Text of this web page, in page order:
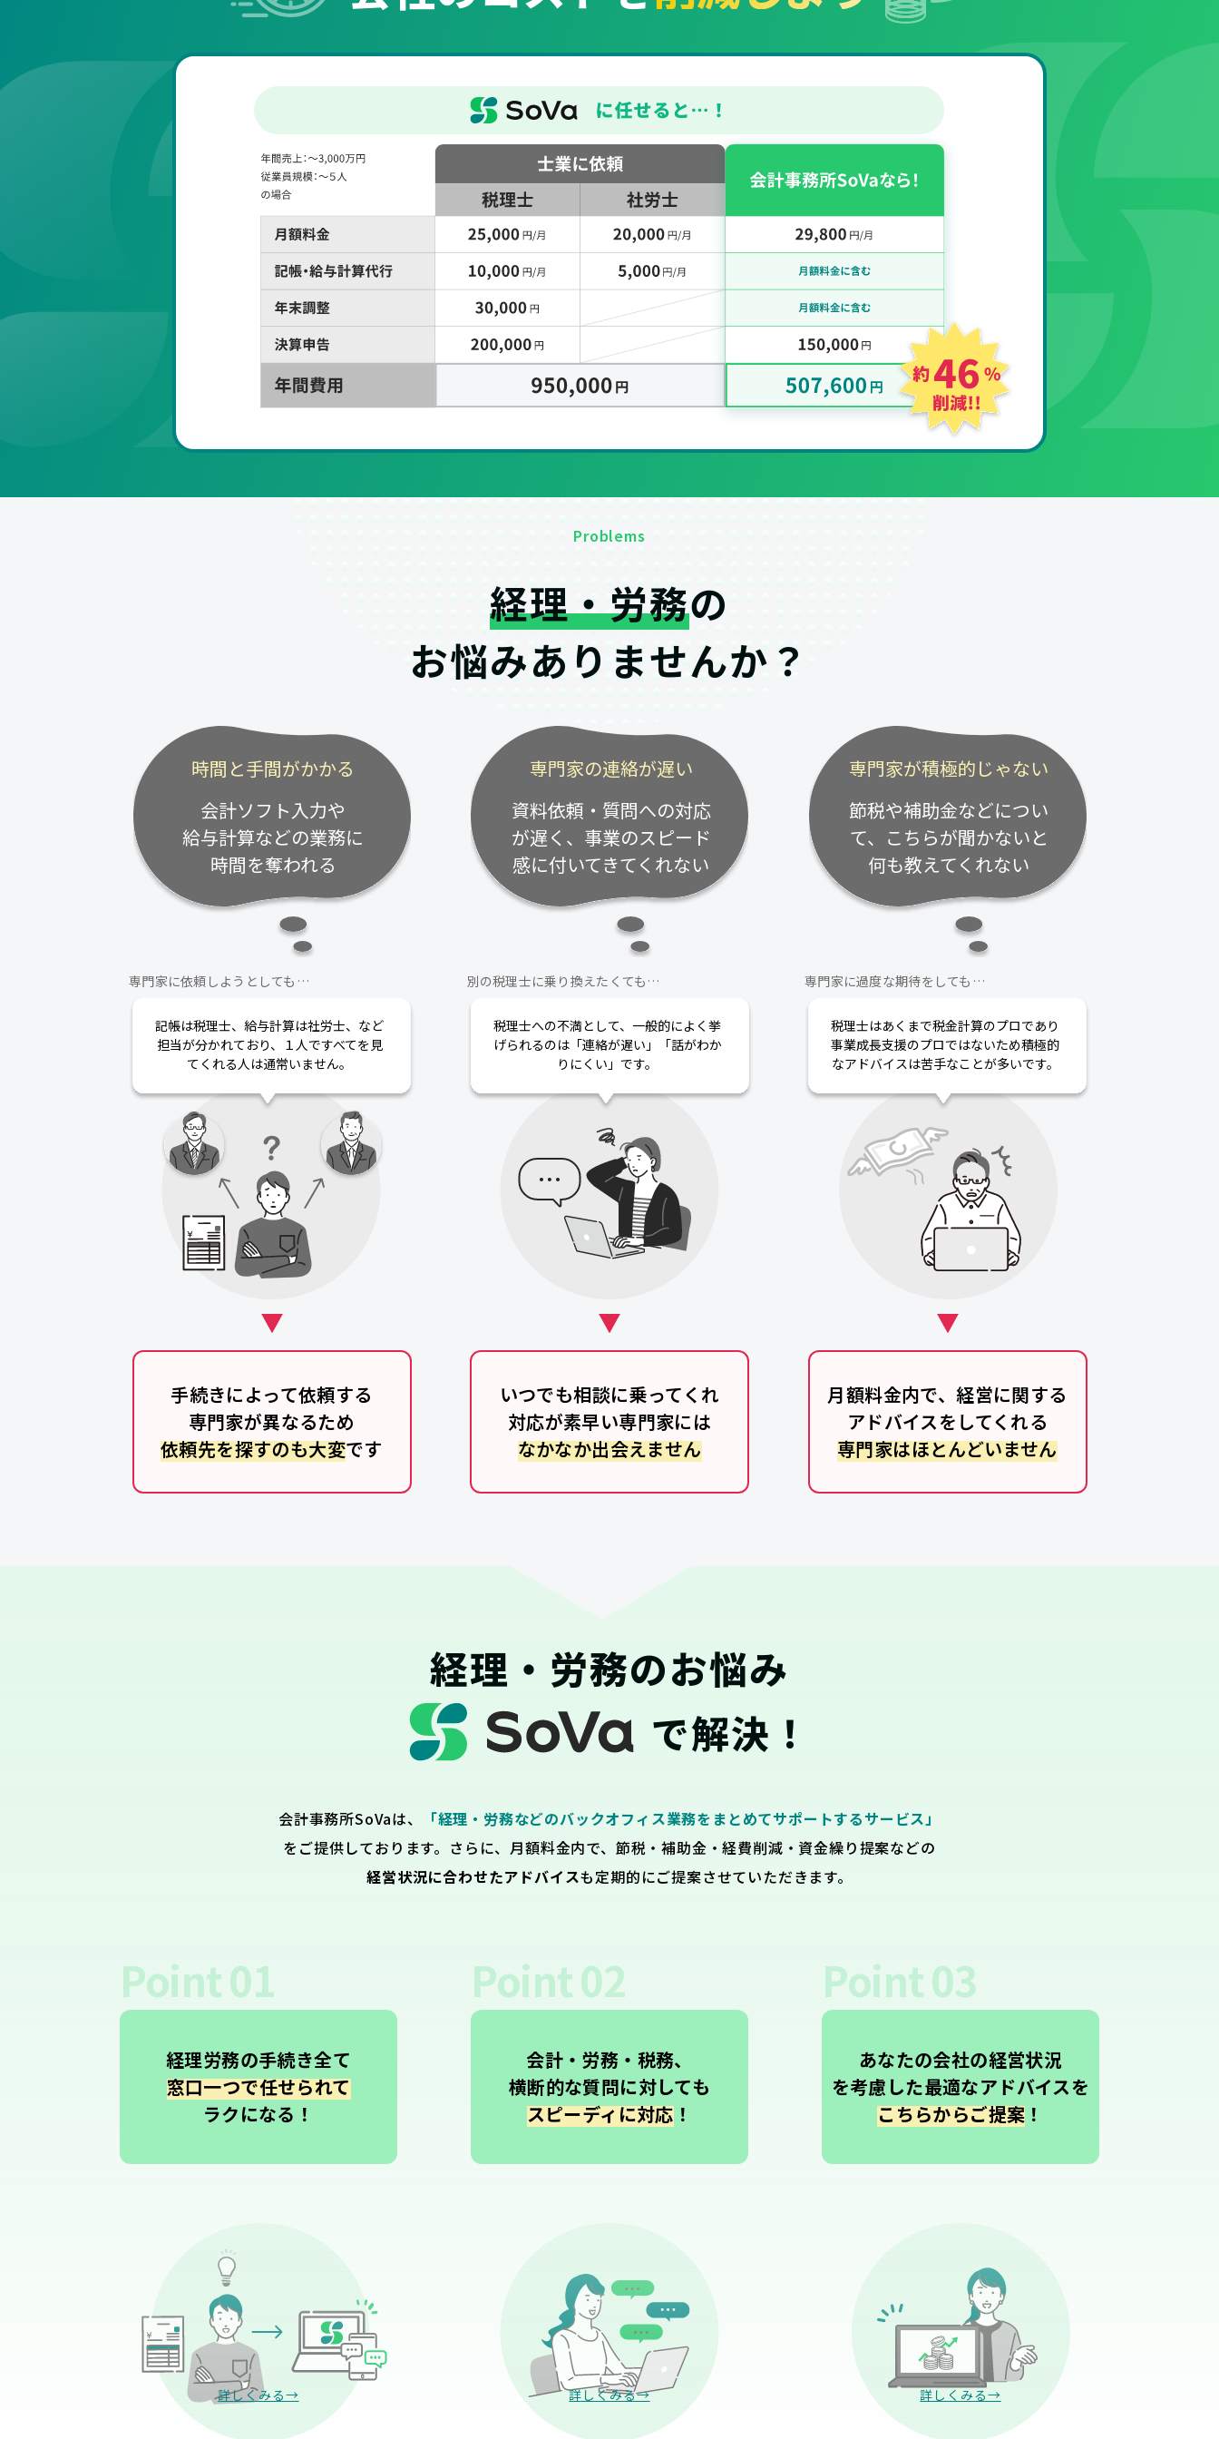
Problems
経理・労務の
お悩みありませんか？
時間と手間がかかる
会計ソフト入力や
給与計算などの業務に
時間を奪われる
専門家に依頼しようとしても…
記帳は税理士、給与計算は社労士、など
担当が分かれており、１人ですべてを見
てくれる人は通常いません。
手続きによって依頼する
専門家が異なるため
依頼先を探すのも大変です
専門家の連絡が遅い
資料依頼・質問への対応
が遅く、事業のスピード
感に付いてきてくれない
別の税理士に乗り換えたくても…
税理士への不満として、一般的によく挙
げられるのは「連絡が遅い」「話がわか
りにくい」です。
いつでも相談に乗ってくれ
対応が素早い専門家には
なかなか出会えません
専門家が積極的じゃない
節税や補助金などについ
て、こちらが聞かないと
何も教えてくれない
専門家に過度な期待をしても…
税理士はあくまで税金計算のプロであり
事業成長支援のプロではないため積極的
なアドバイスは苦手なことが多いです。
月額料金内で、経営に関する
アドバイスをしてくれる
専門家はほとんどいません
経理・労務のお悩み
で解決！
会計事務所SoVaは、
「経理・労務などのバックオフィス業務をまとめてサポートするサービス」
をご提供しております。さらに、月額料金内で、節税・補助金・経費削減・資金繰り提案などの
経営状況に合わせたアドバイスも定期的にご提案させていただきます。
Point01
経理労務の手続き全て
窓口一つで任せられて
ラクになる！
詳しくみる→
Point02
会計・労務・税務、
横断的な質問に対しても
スピーディに対応！
詳しくみる→
Point03
あなたの会社の経営状況
を考慮した最適なアドバイスを
こちらからご提案 ！
詳しくみる→